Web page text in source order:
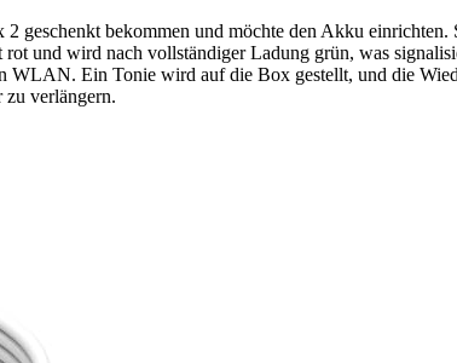
bekommen und möchte den Akku einrichten.
und wird nach vollständiger Ladung grün, was
WLAN. Ein Tonie wird auf die Box gestellt, und die
zu verlängern.